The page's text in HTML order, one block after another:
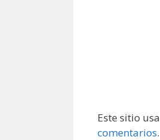
Este sitio
comentarios.